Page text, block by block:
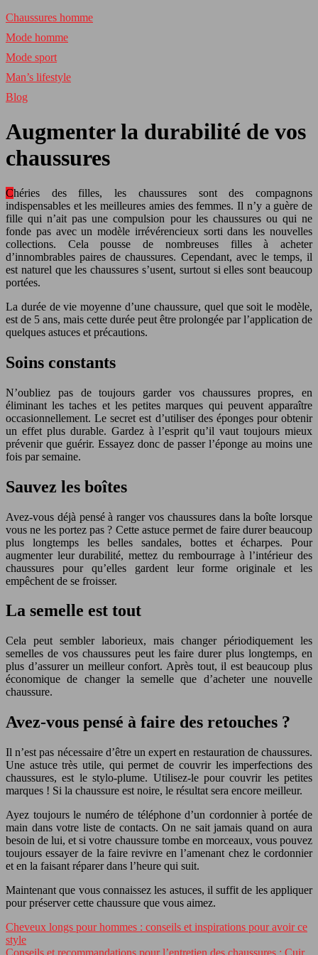
Chaussures homme
Mode homme
Mode sport
Man’s lifestyle
Blog
Augmenter la durabilité de vos
chaussures
Chéries des filles, les chaussures sont des compagnons
indispensables et les meilleures amies des femmes. Il n’y a guère de
fille qui n’ait pas une compulsion pour les chaussures ou qui ne
fonde pas avec un modèle irrévérencieux sorti dans les nouvelles
collections. Cela pousse de nombreuses filles à acheter
d’innombrables paires de chaussures. Cependant, avec le temps, il
est naturel que les chaussures s’usent, surtout si elles sont beaucoup
portées.
La durée de vie moyenne d’une chaussure, quel que soit le modèle,
est de 5 ans, mais cette durée peut être prolongée par l’application de
quelques astuces et précautions.
Soins constants
N’oubliez pas de toujours garder vos chaussures propres, en
éliminant les taches et les petites marques qui peuvent apparaître
occasionnellement. Le secret est d’utiliser des éponges pour obtenir
un effet plus durable. Gardez à l’esprit qu’il vaut toujours mieux
prévenir que guérir. Essayez donc de passer l’éponge au moins une
fois par semaine.
Sauvez les boîtes
Avez-vous déjà pensé à ranger vos chaussures dans la boîte lorsque
vous ne les portez pas ? Cette astuce permet de faire durer beaucoup
plus longtemps les belles sandales, bottes et écharpes. Pour
augmenter leur durabilité, mettez du rembourrage à l’intérieur des
chaussures pour qu’elles gardent leur forme originale et les
empêchent de se froisser.
La semelle est tout
Cela peut sembler laborieux, mais changer périodiquement les
semelles de vos chaussures peut les faire durer plus longtemps, en
plus d’assurer un meilleur confort. Après tout, il est beaucoup plus
économique de changer la semelle que d’acheter une nouvelle
chaussure.
Avez-vous pensé à faire des retouches ?
Il n’est pas nécessaire d’être un expert en restauration de chaussures.
Une astuce très utile, qui permet de couvrir les imperfections des
chaussures, est le stylo-plume. Utilisez-le pour couvrir les petites
marques ! Si la chaussure est noire, le résultat sera encore meilleur.
Ayez toujours le numéro de téléphone d’un cordonnier à portée de
main dans votre liste de contacts. On ne sait jamais quand on aura
besoin de lui, et si votre chaussure tombe en morceaux, vous pouvez
toujours essayer de la faire revivre en l’amenant chez le cordonnier
et en la faisant réparer dans l’heure qui suit.
Maintenant que vous connaissez les astuces, il suffit de les appliquer
pour préserver cette chaussure que vous aimez.
Cheveux longs pour hommes : conseils et inspirations pour avoir ce
style